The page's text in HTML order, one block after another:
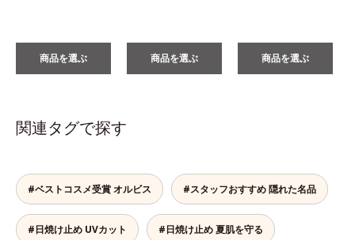
商品を選ぶ 商品を選ぶ 商品を選ぶ
関連タグで探す
#ベストコスメ受賞 オルビス #スタッフおすすめ 隠れた名品
#日焼け止め UVカット #日焼け止め 夏肌を守る